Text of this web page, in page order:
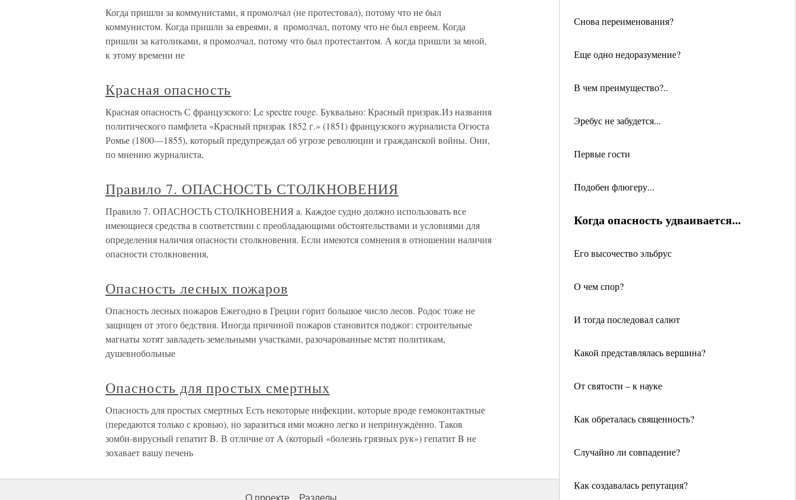
Снова переименования?
Еще одно недоразумение?
В чем преимущество?..
Эребус не забудется...
Первые гости
Подобен флюгеру...
Когда опасность удваивается...
Его высочество эльбрус
О чем спор?
И тогда последовал салют
Какой представлялась вершина?
От святости – к науке
Как обреталась священность?
Случайно ли совпадение?
Как создавалась репутация?
Когда пришли за коммунистами, я промолчал (не протестовал), потому что не был
коммунистом. Когда пришли за евреями, я промолчал, потому что не был евреем. Когда
пришли за католиками, я промолчал, потому что был протестантом. А когда пришли за мной,
к этому времени не
Красная опасность
Красная опасность С французского: Le spectre rouge. Буквально: Красный призрак.Из названия
политического памфлета «Красный призрак 1852 г.» (1851) французского журналиста Огюста
Ромье (1800—1855), который предупреждал об угрозе революции и гражданской войны. Они,
по мнению журналиста,
Правило 7. ОПАСНОСТЬ СТОЛКНОВЕНИЯ
Правило 7. ОПАСНОСТЬ СТОЛКНОВЕНИЯ a. Каждое судно должно использовать все
имеющиеся средства в соответствии с преобладающими обстоятельствами и условиями для
определения наличия опасности столкновения. Если имеются сомнения в отношении наличия
опасности столкновения,
Опасность лесных пожаров
Опасность лесных пожаров Ежегодно в Греции горит большое число лесов. Родос тоже не
защищен от этого бедствия. Иногда причиной пожаров становится поджог: строительные
магнаты хотят завладеть земельными участками, разочарованные мстят политикам,
душевнобольные
Опасность для простых смертных
Опасность для простых смертных Есть некоторые инфекции, которые вроде гемоконтактные
(передаются только с кровью), но заразиться ими можно легко и непринуждённо. Таков
зомби-вирусный гепатит B. В отличие от A (который «болезнь грязных рук») гепатит B не
зохавает вашу печень
О проекте Разделы